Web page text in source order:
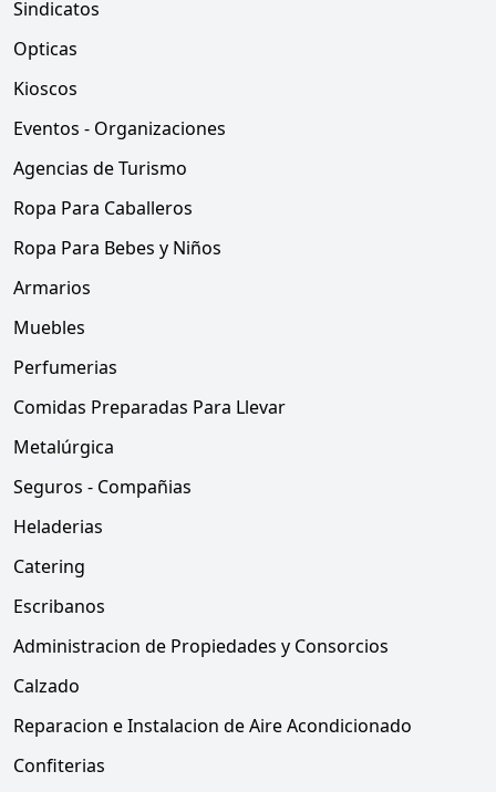
Sindicatos
Opticas
Kioscos
Eventos - Organizaciones
Agencias de Turismo
Ropa Para Caballeros
Ropa Para Bebes y Niños
Armarios
Muebles
Perfumerias
Comidas Preparadas Para Llevar
Metalúrgica
Seguros - Compañias
Heladerias
Catering
Escribanos
Administracion de Propiedades y Consorcios
Calzado
Reparacion e Instalacion de Aire Acondicionado
Confiterias